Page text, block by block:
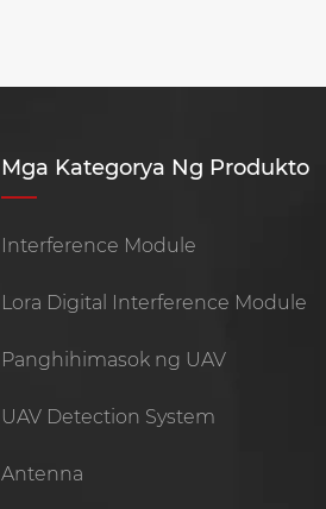
Mga Kategorya Ng Produkto
Interference Module
Lora Digital Interference Module
Panghihimasok ng UAV
UAV Detection System
Antenna